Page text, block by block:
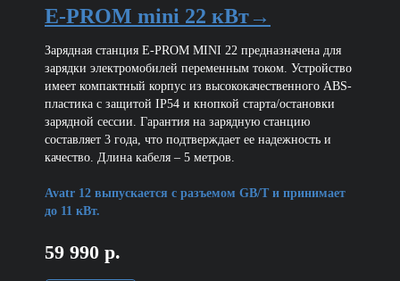
E-PROM mini 22 кВт→
Зарядная станция E-PROM MINI 22 предназначена для
зарядки электромобилей переменным током. Устройство
имеет компактный корпус из высококачественного ABS-
пластика с защитой IP54 и кнопкой старта/остановки
зарядной сессии. Гарантия на зарядную станцию
составляет 3 года, что подтверждает ее надежность и
качество. Длина кабеля – 5 метров.
Avatr 12 выпускается с разъемом GB/T и принимает
до 11 кВт.
59 990 р.